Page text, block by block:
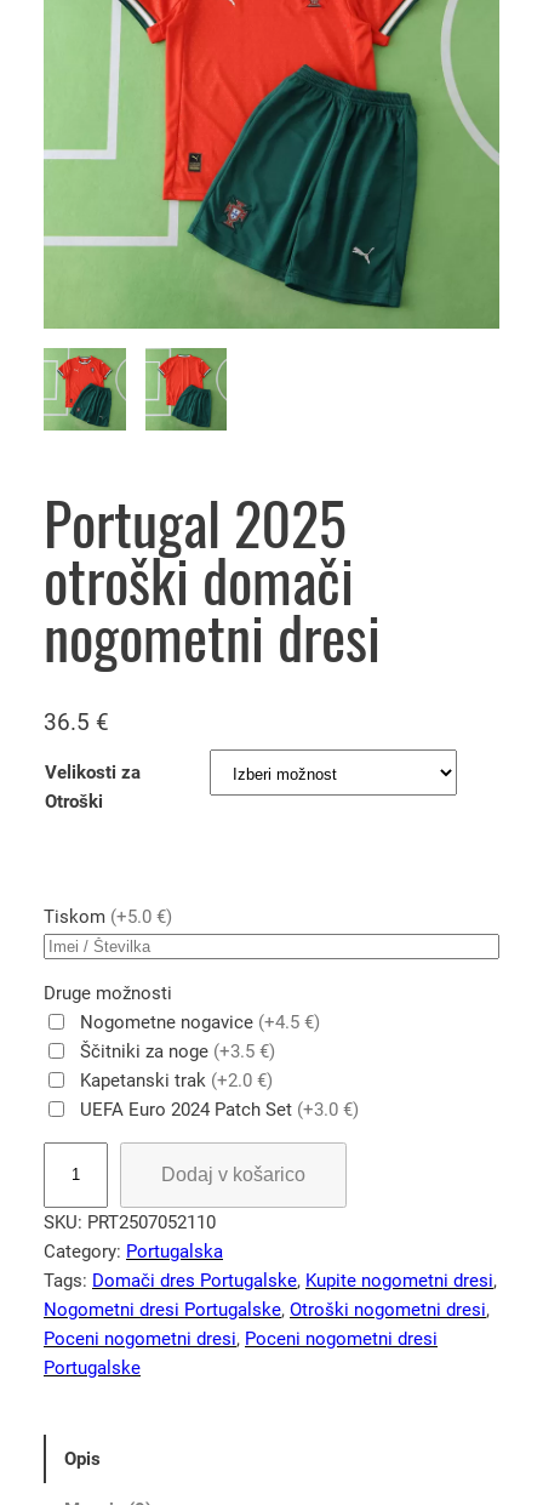
Portugal 2025
otroški domači
nogometni dresi
36.5 €
Velikosti za
Otroški
Tiskom (+5.0 €)
Druge možnosti
Nogometne nogavice (+4.5 €)
Ščitniki za noge (+3.5 €)
Kapetanski trak (+2.0 €)
UEFA Euro 2024 Patch Set (+3.0 €)
r
t
u
g
a
l
Dodaj v košarico
SKU: PRT2507052110
Category: Portugalska
Tags: Domači dres Portugalske, Kupite nogometni dresi
Nogometni dresi Portugalske, Otroški nogometni dresi
Poceni nogometni dresi, Poceni nogometni dresi
Portugalske
Opis